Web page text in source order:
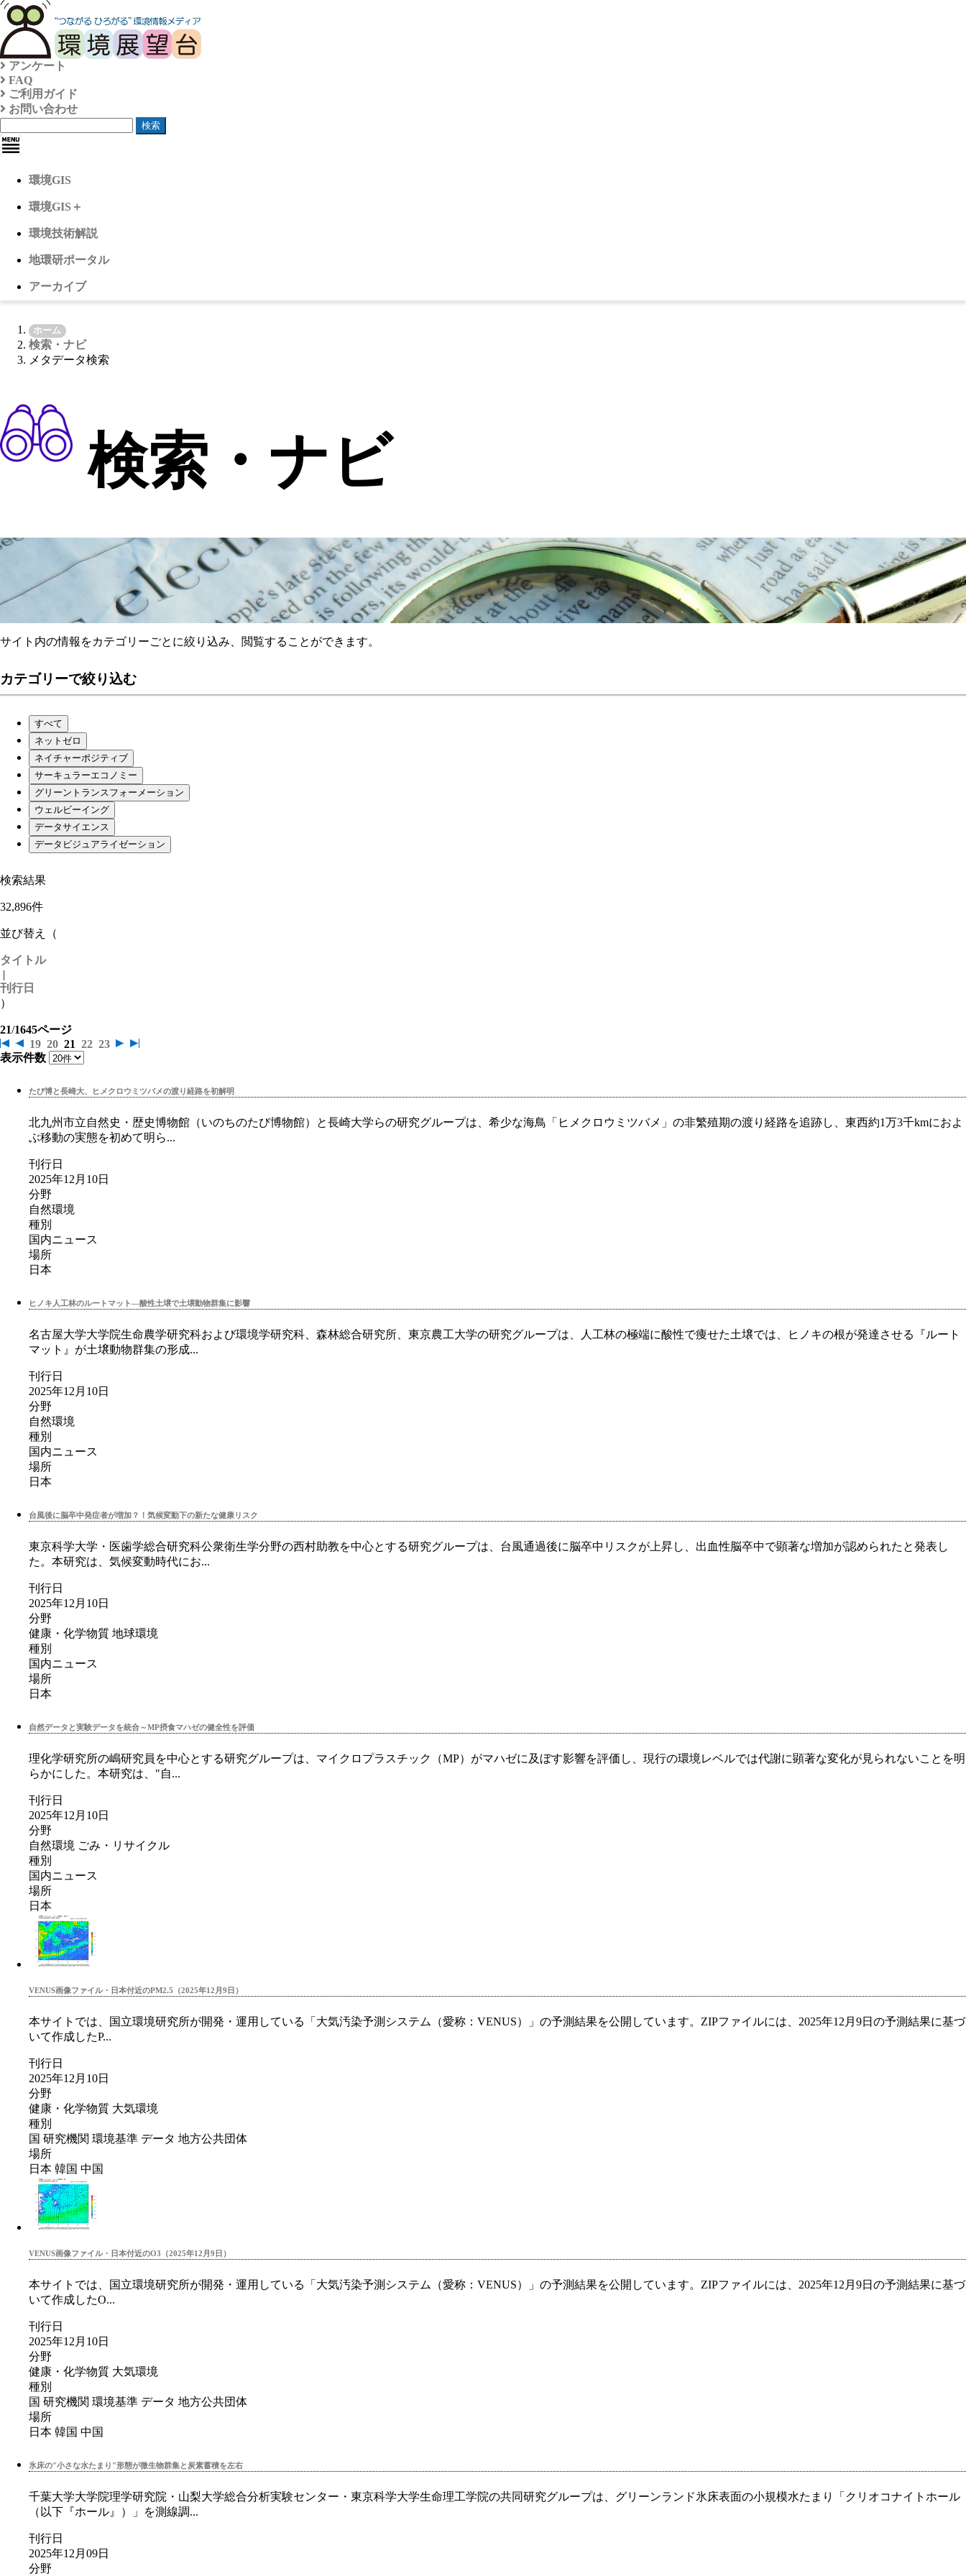
アンケート
FAQ
ご利用ガイド
お問い合わせ
検索
環境GIS
環境GIS＋
環境技術解説
地環研ポータル
アーカイブ
ホーム
検索・ナビ
メタデータ検索
検索・ナビ
サイト内の情報をカテゴリーごとに絞り込み、閲覧することができます。
カテゴリーで絞り込む
すべて
ネットゼロ
ネイチャーポジティブ
サーキュラーエコノミー
グリーントランスフォーメーション
ウェルビーイング
データサイエンス
データビジュアライゼーション
検索結果
32,896件
並び替え（
タイトル
|
刊行日
）
21/1645ページ
19 20 21 22 23
表示件数
たび博と長崎大、ヒメクロウミツバメの渡り経路を初解明
北九州市立自然史・歴史博物館（いのちのたび博物館）と長崎大学らの研究グループは、希少な海鳥「ヒメクロウミツバメ」の非繁殖期の渡り経路を追跡し、東西約1万3千kmにおよ
ぶ移動の実態を初めて明ら...
刊行日
2025年12月10日
分野
自然環境
種別
国内ニュース
場所
日本
ヒノキ人工林のルートマット—酸性土壌で土壌動物群集に影響
名古屋大学大学院生命農学研究科および環境学研究科、森林総合研究所、東京農工大学の研究グループは、人工林の極端に酸性で痩せた土壌では、ヒノキの根が発達させる『ルート
マット』が土壌動物群集の形成...
刊行日
2025年12月10日
分野
自然環境
種別
国内ニュース
場所
日本
台風後に脳卒中発症者が増加？！気候変動下の新たな健康リスク
東京科学大学・医歯学総合研究科公衆衛生学分野の西村助教を中心とする研究グループは、台風通過後に脳卒中リスクが上昇し、出血性脳卒中で顕著な増加が認められたと発表し
た。本研究は、気候変動時代にお...
刊行日
2025年12月10日
分野
健康・化学物質 地球環境
種別
国内ニュース
場所
日本
自然データと実験データを統合～MP摂食マハゼの健全性を評価
理化学研究所の嶋研究員を中心とする研究グループは、マイクロプラスチック（MP）がマハゼに及ぼす影響を評価し、現行の環境レベルでは代謝に顕著な変化が見られないことを明
らかにした。本研究は、"自...
刊行日
2025年12月10日
分野
自然環境 ごみ・リサイクル
種別
国内ニュース
場所
日本
VENUS画像ファイル・日本付近のPM2.5（2025年12月9日）
本サイトでは、国立環境研究所が開発・運用している「大気汚染予測システム（愛称：VENUS）」の予測結果を公開しています。ZIPファイルには、2025年12月9日の予測結果に基づ
いて作成したP...
刊行日
2025年12月10日
分野
健康・化学物質 大気環境
種別
国 研究機関 環境基準 データ 地方公共団体
場所
日本 韓国 中国
VENUS画像ファイル・日本付近のO3（2025年12月9日）
本サイトでは、国立環境研究所が開発・運用している「大気汚染予測システム（愛称：VENUS）」の予測結果を公開しています。ZIPファイルには、2025年12月9日の予測結果に基づ
いて作成したO...
刊行日
2025年12月10日
分野
健康・化学物質 大気環境
種別
国 研究機関 環境基準 データ 地方公共団体
場所
日本 韓国 中国
氷床の"小さな水たまり"形態が微生物群集と炭素蓄積を左右
千葉大学大学院理学研究院・山梨大学総合分析実験センター・東京科学大学生命理工学院の共同研究グループは、グリーンランド氷床表面の小規模水たまり「クリオコナイトホール
（以下『ホール』）」を測線調...
刊行日
2025年12月09日
分野